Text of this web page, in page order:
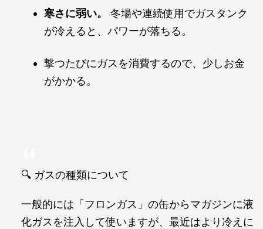
寒さに弱い。
冬場や連続使用でガスタンク
が冷えると、パワーが落ちる。
撃つたびにガスを消費するので、少しお金
がかかる。
🔍 ガスの種類について
一般的には「フロンガス」の缶からマガジンに液
化ガスを注入して使いますが、最近はより冷えに